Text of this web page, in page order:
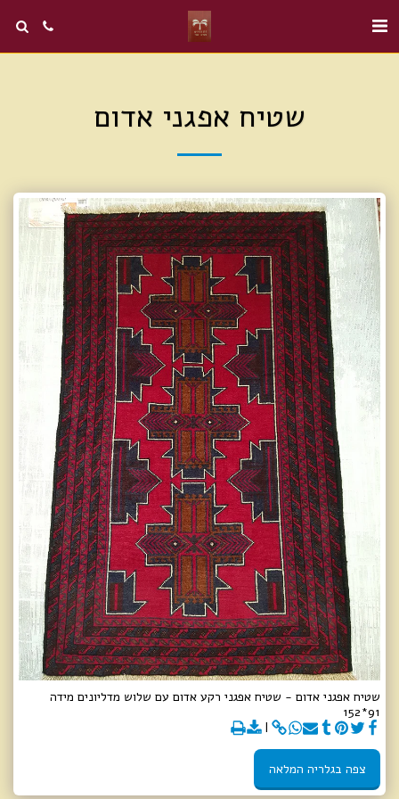
שטיח אפגני אדום
שטיח אפגני אדום - שטיח אפגני רקע אדום עם שלוש מדליונים מידה
91*152
צפה בגלריה המלאה